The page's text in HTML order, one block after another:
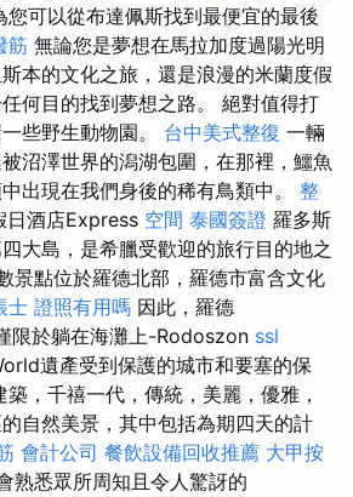
可以從布達佩斯找到最便宜的最後
筋 無論您是夢想在馬拉加度過陽光明
本的文化之旅，還是浪漫的米蘭度假
何目的找到夢想之路。 絕對值得打
些野生動物園。 台中美式整復 一輛
沼澤世界的潟湖包圍，在那裡，鱷魚
出現在我們身後的稀有鳥類中。 整
日酒店Express 空間 泰國簽證 羅多斯
四大島，是希臘受歡迎的旅行目的地之
景點位於羅德北部，羅德市富含文化
士 證照有用嗎 因此，羅德
限於躺在海灘上-Rodoszon ssl
遺產受到保護的城市和要塞的保
，千禧一代，傳統，美麗，優雅，
自然美景，其中包括為期四天的計
會計公司 餐飲設備回收推薦 大甲按
熟悉眾所周知且令人驚訝的